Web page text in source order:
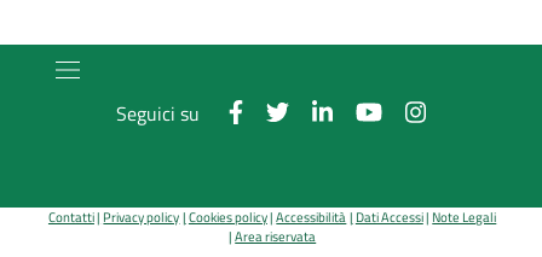
Seguici su
Contatti Privacy policy Cookies policy Accessibilità Dati Accessi Note Legali
Area riservata